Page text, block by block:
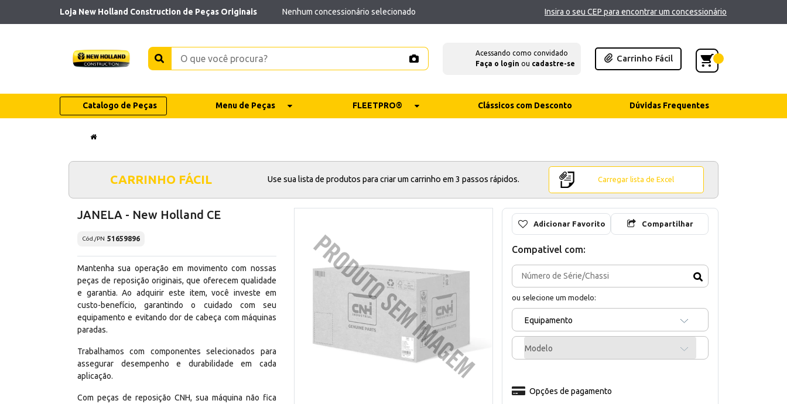
Loja New Holland Construction de Peças Originais Nenhum concessionário selecionado Insira o seu CEP para encontrar um concessionário
Acessando como convidado
Faça o login ou cadastre-se
Carrinho Fácil
Catalogo de Peças Menu de Peças FLEETPRO® Clássicos com Desconto Dúvidas Frequentes
CARRINHO FÁCIL Use sua lista de produtos para criar um carrinho em 3 passos rápidos. Carregar lista de Excel
JANELA - New Holland CE
Cód./PN 51659896
Mantenha sua operação em movimento com nossas
peças de reposição originais, que oferecem qualidade
e garantia. Ao adquirir este item, você investe em
custo-benefício, garantindo o cuidado com seu
equipamento e evitando dor de cabeça com máquinas
paradas.
Trabalhamos com componentes selecionados para
assegurar desempenho e durabilidade em cada
aplicação.
Com peças de reposição CNH, sua máquina não fica
Adicionar Favorito Compartilhar
Compativel com:
ou selecione um modelo:
Equipamento
Modelo
Opções de pagamento